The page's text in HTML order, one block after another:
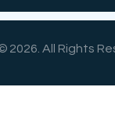
2026. All Rights